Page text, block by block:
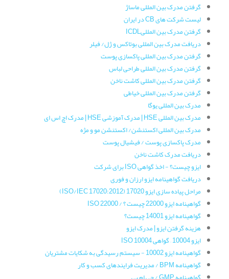
گرفتن مدرک بین المللی ماساژ
لیست شرکت های CB در ایران
گرفتن مدرک بین المللیICDL
دریافت مدرک بین المللی بوتاکس و ژل/ فیلر
گرفتن مدرک بین المللی پاکسازی پوست
گرفتن مدرک بین المللی طراحی لباس
گرفتن مدرک بین المللی کاشت ناخن
گرفتن مدرک بین المللی خیاطی
مدرک بین المللی یوگا
مدرک بین المللی HSE | مدرک آموزشی HSE | مدرک اچ اس ای
مدرک بین المللی اکستنشن/ اکستنشن مو و مژه
مدرک پاکسازی پوست / فیشیال پوست
دریافت مدرک کاشت ناخن
ایزو چیست؟ - اخذ گواهی ISO برای شرکت
دریافت گواهینامه ایزو ارزان و فوری
مراحل پیاده سازی ایزو 17020 (ISO/IEC 17020:2012)
گواهینامه ایزو 22000 چیست ؟ / ISO 22000
گواهینامه ایزو 14001 چیست؟
هزینه گرفتن ایزو | مدرک ایزو
ایزو 10004 – گواهی ISO 10004
گواهینامه‌ ایزو 10002 - سیستم رسیدگی به شکایات مشتریان
گواهینامه‌ BPM / مدیریت فرایندهای کسب و کار